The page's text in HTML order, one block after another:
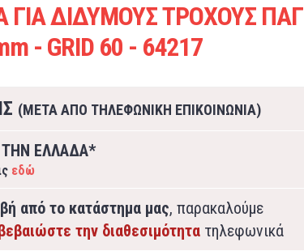
ΓΙΑ ΔΙΔΥΜΟΥΣ ΤΡΟΧΟΥΣ
- GRID 60 - 64217
(ΜΕΤΑ ΑΠΟ ΤΗΛΕΦΩΝΙΚΗ ΕΠΙΚΟΙΝΩΝΙΑ)
ΕΛΛΑΔΑ*
εδώ
από το κατάστημα μας, παρακαλούμε
την διαθεσιμότητατηλεφωνικά